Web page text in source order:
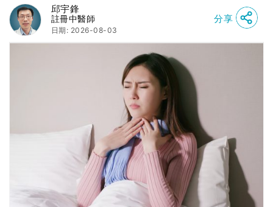
邱宇鋒
註冊中醫師
日期: 2026-08-03
分享